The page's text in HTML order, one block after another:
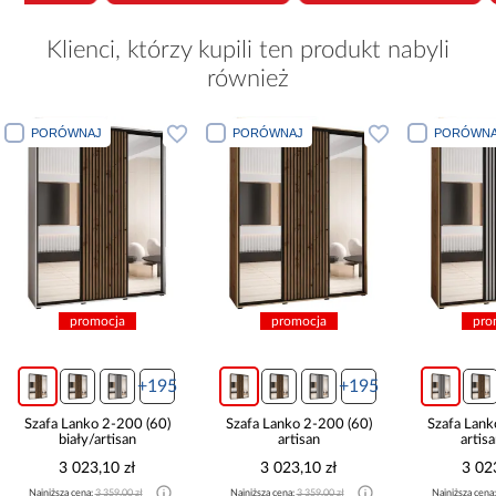
Klienci, którzy kupili ten produkt nabyli
również
PORÓWNAJ
promocja
+195
Szafa Lanko 2-200 (60)
biały/artisan
3 023,10 zł
Najniższa cena:3 359,00 zł
PORÓWNAJ
promocja
+195
Szafa Lanko 2-200 (60)
artisan
3 023,10 zł
Najniższa cena:3 359,00 zł
Szafa
3
Najniższa